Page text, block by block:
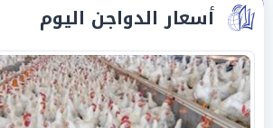
أسعار الدواجن اليوم